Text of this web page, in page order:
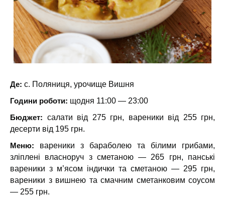
Де: с. Поляниця, урочище Вишня
Години роботи: щодня 11:00 — 23:00
Бюджет: салати від 275 грн, вареники від 255 грн,
десерти від 195 грн.
Меню: вареники з бараболею та білими грибами,
зліплені власноруч з сметаною — 265 грн, панські
вареники з м’ясом індички та сметаною — 295 грн,
вареники з вишнею та смачним сметанковим соусом
— 255 грн.